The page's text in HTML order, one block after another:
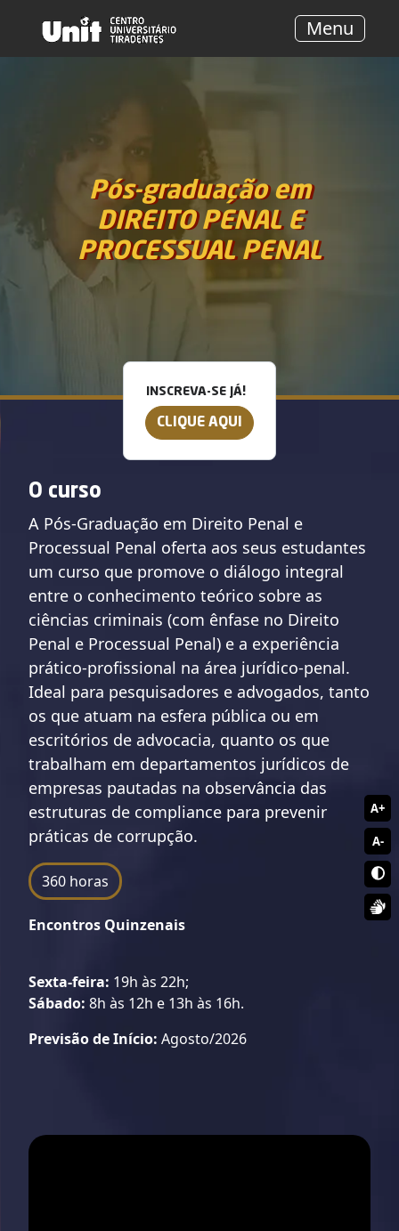
Menu
Pós-graduação em
DIREITO PENAL E
PROCESSUAL PENAL
INSCREVA-SE JÁ!
CLIQUE AQUI
O curso
A Pós-Graduação em Direito Penal e
Processual Penal oferta aos seus estudantes
um curso que promove o diálogo integral
entre o conhecimento teórico sobre as
ciências criminais (com ênfase no Direito
Penal e Processual Penal) e a experiência
prático-profissional na área jurídico-penal.
Ideal para pesquisadores e advogados, tanto
os que atuam na esfera pública ou em
escritórios de advocacia, quanto os que
trabalham em departamentos jurídicos de
empresas pautadas na observância das
estruturas de compliance para prevenir
práticas de corrupção.
360 horas
Encontros Quinzenais
Sexta-feira: 19h às 22h;
Sábado: 8h às 12h e 13h às 16h.
Previsão de Início: Agosto/2026
A+
A-